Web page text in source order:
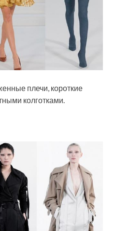
плечи, короткие
колготками.